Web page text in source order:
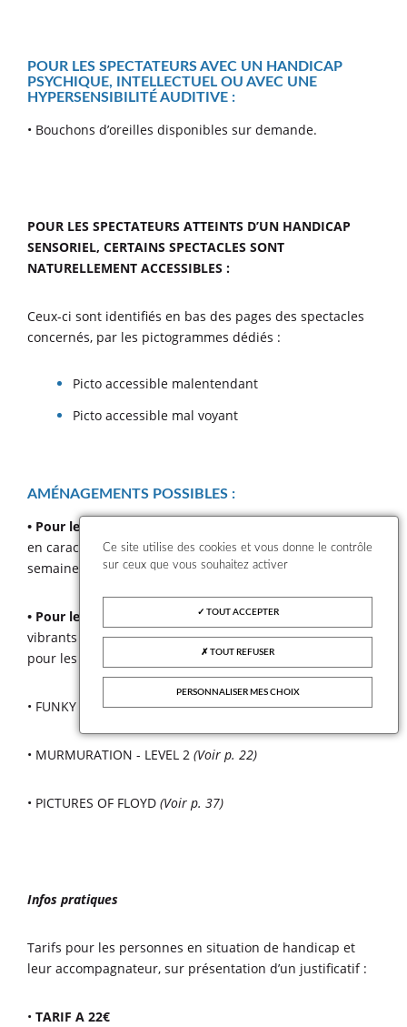
POUR LES SPECTATEURS AVEC UN HANDICAP
PSYCHIQUE, INTELLECTUEL OU AVEC UNE
HYPERSENSIBILITÉ AUDITIVE :
• Bouchons d’oreilles disponibles sur demande.
POUR LES SPECTATEURS ATTEINTS D’UN HANDICAP
SENSORIEL, CERTAINS SPECTACLES SONT
NATURELLEMENT ACCESSIBLES :
Ceux-ci sont identifiés en bas des pages des spectacles
concernés, par les pictogrammes dédiés :
Picto accessible malentendant
Picto accessible mal voyant
AMÉNAGEMENTS POSSIBLES :
• Pour les spectateurs malvoyants :
en caractères agrandis, sur demande, au moins une
semaine avant le jour de la représentation.
• Pour les spectateurs sourds ou malentendants :
vibrants sur demande et sous réserve de disponibilité,
pour les spectacles suivants :
• FUNKY SOUL FAMILY(Voir p. 17)
• MURMURATION - LEVEL 2 (Voir p. 22)
• PICTURES OF FLOYD (Voir p. 37)
Infos pratiques
Tarifs pour les personnes en situation de handicap et
leur accompagnateur, sur présentation d’un justificatif :
• TARIF A 22€
Ce site utilise des cookies et vous donne le contrôle
sur ceux que vous souhaitez activer
TOUT ACCEPTER
TOUT REFUSER
PERSONNALISER MES CHOIX